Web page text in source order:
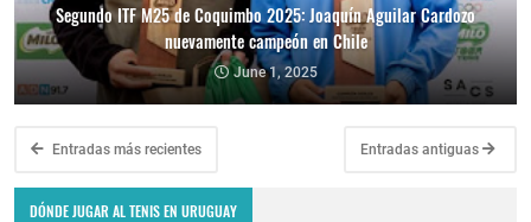
Segundo ITF M25 de Coquimbo 2025: Joaquín Aguilar Cardozo
nuevamente campeón en Chile
June 1, 2025
Entradas más recientes Entradas antiguas
DÓNDE JUGAR AL TENIS EN URUGUAY